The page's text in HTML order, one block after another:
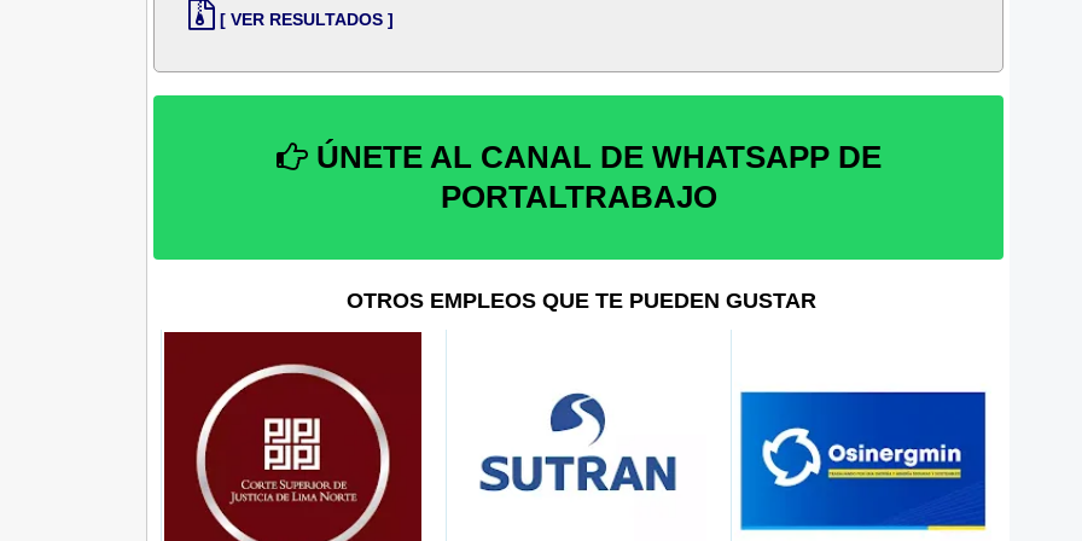
[ VER RESULTADOS ]
ÚNETE AL CANAL DE WHATSAPP DE
PORTALTRABAJO
OTROS EMPLEOS QUE TE PUEDEN GUSTAR